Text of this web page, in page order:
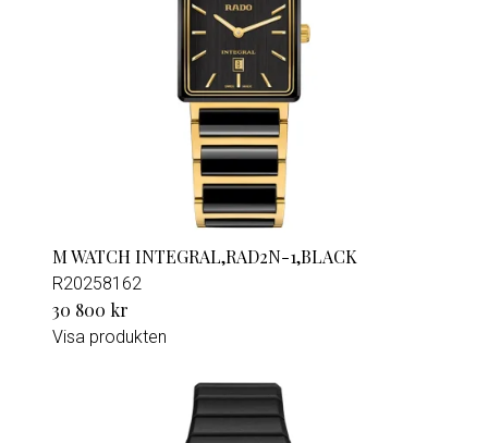
M WATCH INTEGRAL,RAD2N-1,BLACK
R20258162
30 800 kr
Visa produkten